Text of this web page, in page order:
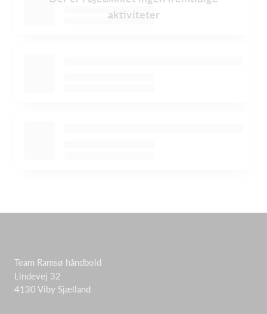
aktiviteter
Team Ramsø håndbold
Lindevej 32
4130 Viby Sjælland